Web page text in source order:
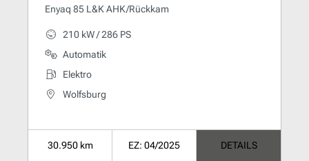
Enyaq 85 L&K AHK/Rückkam
210 kW / 286 PS
Automatik
Elektro
Wolfsburg
30.950 km EZ: 04/2025 DETAILS